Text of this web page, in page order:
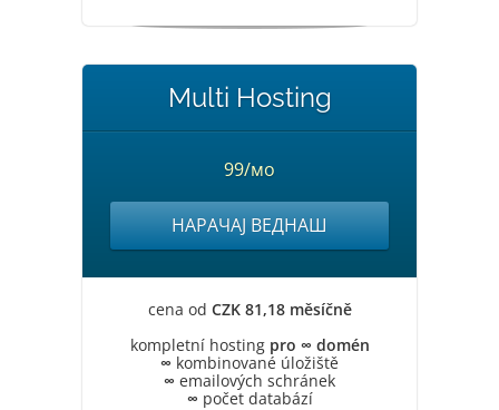
Multi Hosting
99/мо
НАРАЧАЈ ВЕДНАШ
cena od CZK 81,18 měsíčně
kompletní hosting pro ∞ domén
∞ kombinované úložiště
∞ emailových schránek
∞ počet databází